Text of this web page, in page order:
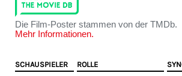
Die Film-Poster stammen von der TMDb.
Mehr Informationen.
SCHAUSPIELER ROLLE